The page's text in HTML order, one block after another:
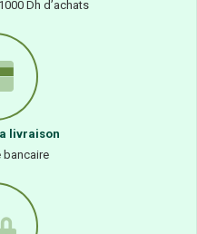
Dh d’achats
livraison
bancaire